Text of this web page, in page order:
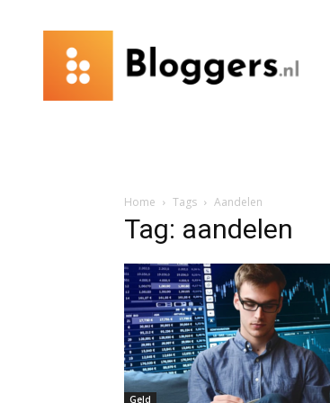
Home Tags Aandelen
Tag: aandelen
Geld